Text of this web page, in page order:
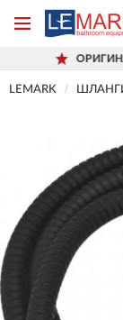
LEMARK